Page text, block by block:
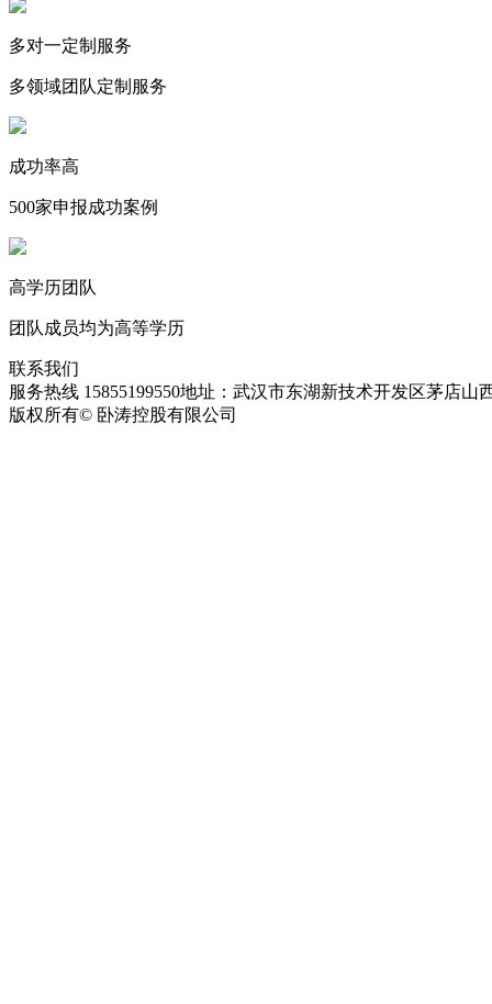
多对一定制服务
多领域团队定制服务
成功率高
500家申报成功案例
高学历团队
团队成员均为高等学历
联系我们
服务热线 15855199550地址：武汉市东湖新技术开发区茅店山
版权所有© 卧涛控股有限公司